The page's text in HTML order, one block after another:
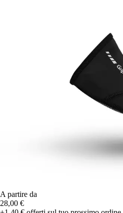
A partire da
28,00 €